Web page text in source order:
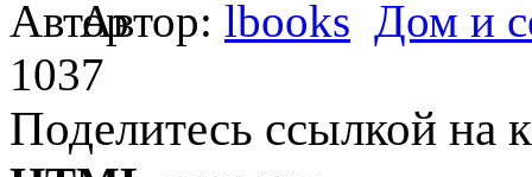
Автор: lbooks Дом и
1037
Поделитесь ссылкой на